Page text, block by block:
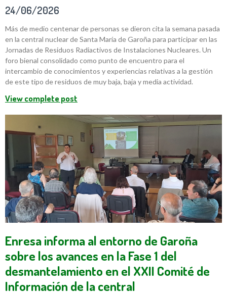
24/06/2026
Más de medio centenar de personas se dieron cita la semana pasada
en la central nuclear de Santa María de Garoña para participar en las
Jornadas de Residuos Radiactivos de Instalaciones Nucleares. Un
foro bienal consolidado como punto de encuentro para el
intercambio de conocimientos y experiencias relativas a la gestión
de este tipo de residuos de muy baja, baja y media actividad.
View complete post
Enresa informa al entorno de Garoña
sobre los avances en la Fase 1 del
desmantelamiento en el XXII Comité de
Información de la central